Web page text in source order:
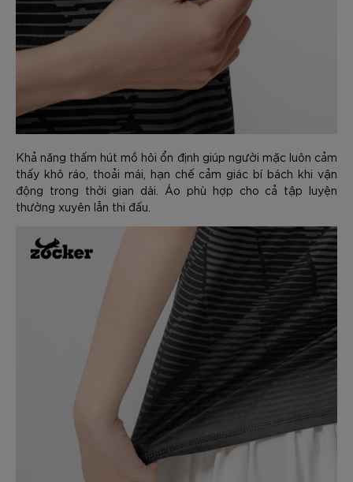
Khả năng thấm hút mồ hôi ổn định giúp người mặc luôn cảm
thấy khô ráo, thoải mái, hạn chế cảm giác bí bách khi vận
động trong thời gian dài. Áo phù hợp cho cả tập luyện
thường xuyên lẫn thi đấu.